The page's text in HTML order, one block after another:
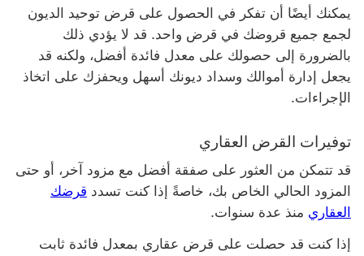
يمكنك أيضًا أن تفكر في الحصول على قرض توحيد الديون
لجمع جميع قروضك في قرض واحد. قد لا يؤدي ذلك
بالضرورة إلى حصولك على معدل فائدة أفضل، ولكنه قد
يجعل إدارة أموالك وسداد ديونك أسهل ويحفزك على اتخاذ
الإجراءات.
توفيرات القرض العقاري
قد تتمكن من العثور على صفقة أفضل مع مزود آخر، أو حتى
المزود الحالي الخاص بك، خاصةً إذا كنت تسدد قرضك
العقاري منذ عدة سنوات.
إذا كنت قد حصلت على قرض عقاري بمعدل فائدة ثابت